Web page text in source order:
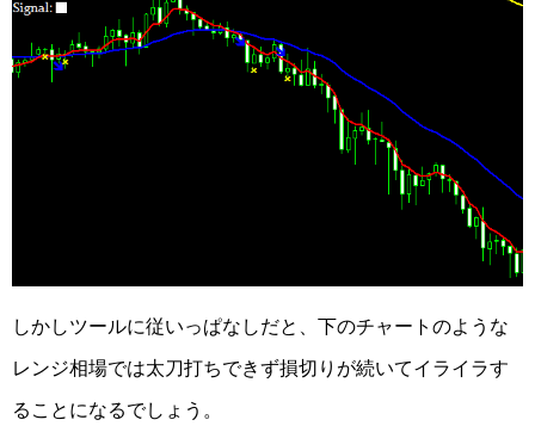
しかしツールに従いっぱなしだと、下のチャートのような
レンジ相場では太刀打ちできず損切りが続いてイライラす
ることになるでしょう。